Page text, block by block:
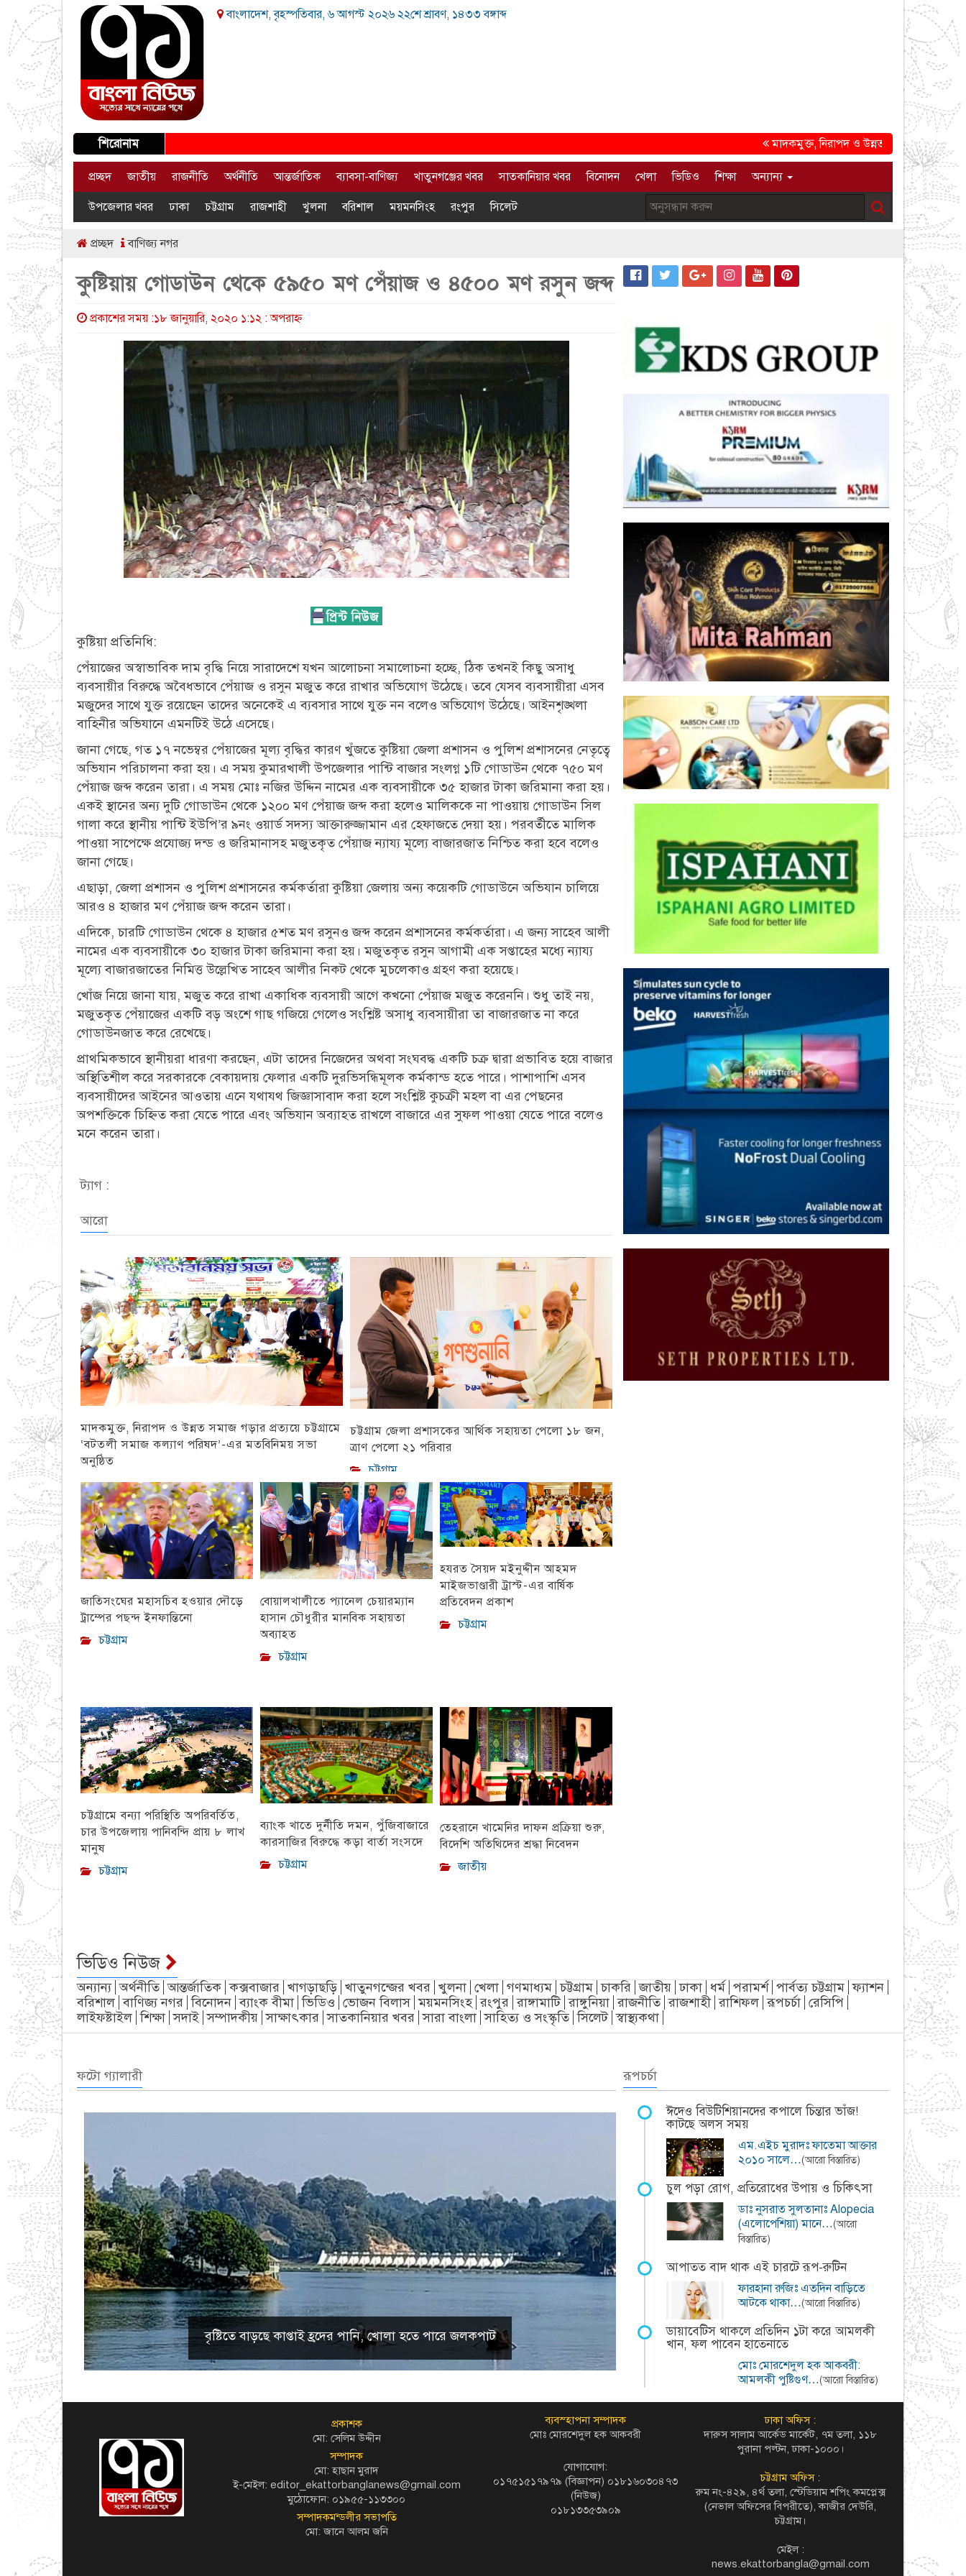
বাংলাদেশ, বৃহস্পতিবার, ৬ আগস্ট ২০২৬ ২২শে শ্রাবণ, ১৪৩৩ বঙ্গাব্দ
শিরোনাম মাদকমুক্ত, নিরাপদ ও উন্নত সমাজ গড়ার প্রত্যয়ে
প্রচ্ছদ জাতীয় রাজনীতি অর্থনীতি আন্তর্জাতিক ব্যাবসা-বাণিজ্য খাতুনগঞ্জের খবর সাতকানিয়ার খবর বিনোদন খেলা ভিডিও শিক্ষা অন্যান্য
উপজেলার খবর ঢাকা চট্টগ্রাম রাজশাহী খুলনা বরিশাল ময়মনসিংহ রংপুর সিলেট
প্রচ্ছদ বাণিজ্য নগর
কুষ্টিয়ায় গোডাউন থেকে ৫৯৫০ মণ পেঁয়াজ ও ৪৫০০ মণ রসুন জব্দ
প্রকাশের সময় :১৮ জানুয়ারি, ২০২০ ১:১২ : অপরাহ্ণ
কুষ্টিয়া প্রতিনিধি:
পেঁয়াজের অস্বাভাবিক দাম বৃদ্ধি নিয়ে সারাদেশে যখন আলোচনা সমালোচনা হচ্ছে, ঠিক তখনই কিছু অসাধু
ব্যবসায়ীর বিরুদ্ধে অবৈধভাবে পেঁয়াজ ও রসুন মজুত করে রাখার অভিযোগ উঠেছে। তবে যেসব ব্যবসায়ীরা এসব
মজুদের সাথে যুক্ত রয়েছেন তাদের অনেকেই এ ব্যবসার সাথে যুক্ত নন বলেও অভিযোগ উঠেছে। আইনশৃঙ্খলা
বাহিনীর অভিযানে এমনটিই উঠে এসেছে।
জানা গেছে, গত ১৭ নভেম্বর পেঁয়াজের মূল্য বৃদ্ধির কারণ খুঁজতে কুষ্টিয়া জেলা প্রশাসন ও পুলিশ প্রশাসনের নেতৃত্বে
অভিযান পরিচালনা করা হয়। এ সময় কুমারখালী উপজেলার পান্টি বাজার সংলগ্ন ১টি গোডাউন থেকে ৭৫০ মণ
পেঁয়াজ জব্দ করেন তারা। এ সময় মোঃ নজির উদ্দিন নামের এক ব্যবসায়ীকে ৩৫ হাজার টাকা জরিমানা করা হয়।
একই স্থানের অন্য দুটি গোডাউন থেকে ১২০০ মণ পেঁয়াজ জব্দ করা হলেও মালিককে না পাওয়ায় গোডাউন সিল
গালা করে স্থানীয় পান্টি ইউপি’র ৯নং ওয়ার্ড সদস্য আক্তারুজ্জামান এর হেফাজতে দেয়া হয়। পরবর্তীতে মালিক
পাওয়া সাপেক্ষে প্রযোজ্য দন্ড ও জরিমানাসহ মজুতকৃত পেঁয়াজ ন্যায্য মূল্যে বাজারজাত নিশ্চিত করা হবে বলেও
জানা গেছে।
এছাড়া, জেলা প্রশাসন ও পুলিশ প্রশাসনের কর্মকর্তারা কুষ্টিয়া জেলায় অন্য কয়েকটি গোডাউনে অভিযান চালিয়ে
আরও ৪ হাজার মণ পেঁয়াজ জব্দ করেন তারা।
এদিকে, চারটি গোডাউন থেকে ৪ হাজার ৫শত মণ রসুনও জব্দ করেন প্রশাসনের কর্মকর্তারা। এ জন্য সাহেব আলী
নামের এক ব্যবসায়ীকে ৩০ হাজার টাকা জরিমানা করা হয়। মজুতকৃত রসুন আগামী এক সপ্তাহের মধ্যে ন্যায্য
মূল্যে বাজারজাতের নিমিত্ত উল্লেখিত সাহেব আলীর নিকট থেকে মুচলেকাও গ্রহণ করা হয়েছে।
খোঁজ নিয়ে জানা যায়, মজুত করে রাখা একাধিক ব্যবসায়ী আগে কখনো পেঁয়াজ মজুত করেননি। শুধু তাই নয়,
মজুতকৃত পেঁয়াজের একটি বড় অংশে গাছ গজিয়ে গেলেও সংশ্লিষ্ট অসাধু ব্যবসায়ীরা তা বাজারজাত না করে
গোডাউনজাত করে রেখেছে।
প্রাথমিকভাবে স্থানীয়রা ধারণা করছেন, এটা তাদের নিজেদের অথবা সংঘবদ্ধ একটি চক্র দ্বারা প্রভাবিত হয়ে বাজার
অস্থিতিশীল করে সরকারকে বেকায়দায় ফেলার একটি দুরভিসন্ধিমূলক কর্মকান্ড হতে পারে। পাশাপাশি এসব
ব্যবসায়ীদের আইনের আওতায় এনে যথাযথ জিজ্ঞাসাবাদ করা হলে সংশ্লিষ্ট কুচক্রী মহল বা এর পেছনের
অপশক্তিকে চিহ্নিত করা যেতে পারে এবং অভিযান অব্যাহত রাখলে বাজারে এর সুফল পাওয়া যেতে পারে বলেও
মনে করেন তারা।
ট্যাগ :
আরো
মাদকমুক্ত, নিরাপদ ও উন্নত সমাজ গড়ার প্রত্যয়ে চট্টগ্রামে
‘বটতলী সমাজ কল্যাণ পরিষদ’-এর মতবিনিময় সভা
অনুষ্ঠিত
চট্টগ্রাম
চট্টগ্রাম জেলা প্রশাসকের আর্থিক সহায়তা পেলো ১৮ জন,
ত্রাণ পেলো ২১ পরিবার
চট্টগ্রাম
জাতিসংঘের মহাসচিব হওয়ার দৌড়ে
ট্রাম্পের পছন্দ ইনফান্তিনো
চট্টগ্রাম
বোয়ালখালীতে প্যানেল চেয়ারম্যান
হাসান চৌধুরীর মানবিক সহায়তা
অব্যাহত
চট্টগ্রাম
হযরত সৈয়দ মইনুদ্দীন আহমদ
মাইজভাণ্ডারী ট্রাস্ট-এর বার্ষিক
প্রতিবেদন প্রকাশ
চট্টগ্রাম
চট্টগ্রামে বন্যা পরিস্থিতি অপরিবর্তিত,
চার উপজেলায় পানিবন্দি প্রায় ৮ লাখ
মানুষ
চট্টগ্রাম
ব্যাংক খাতে দুর্নীতি দমন, পুঁজিবাজারে
কারসাজির বিরুদ্ধে কড়া বার্তা সংসদে
চট্টগ্রাম
তেহরানে খামেনির দাফন প্রক্রিয়া শুরু,
বিদেশি অতিথিদের শ্রদ্ধা নিবেদন
জাতীয়
ভিডিও নিউজ
অন্যান্য অর্থনীতি আন্তর্জাতিক কক্সবাজার খাগড়াছড়ি খাতুনগন্জের খবর খুলনা খেলা গণমাধ্যম চট্টগ্রাম চাকরি জাতীয় ঢাকা ধর্ম পরামর্শ পার্বত্য চট্টগ্রাম ফ্যাশন
বরিশাল বাণিজ্য নগর বিনোদন ব্যাংক বীমা ভিডিও ভোজন বিলাস ময়মনসিংহ রংপুর রাঙ্গামাটি রাঙ্গুনিয়া রাজনীতি রাজশাহী রাশিফল রূপচর্চা রেসিপি
লাইফষ্টাইল শিক্ষা সদাই সম্পাদকীয় সাক্ষাৎকার সাতকানিয়ার খবর সারা বাংলা সাহিত্য ও সংস্কৃতি সিলেট স্বাস্থ্যকথা
ফটো গ্যালারী
বৃষ্টিতে বাড়ছে কাপ্তাই হ্রদের পানি, খোলা হতে পারে জলকপাট
রূপচর্চা
ঈদেও বিউটিশিয়ানদের কপালে চিন্তার ভাঁজ!
কাটছে অলস সময়
এম.এইচ মুরাদঃ ফাতেমা আক্তার
২০১০ সালে…(আরো বিস্তারিত)
চুল পড়া রোগ, প্রতিরোধের উপায় ও চিকিৎসা
ডাঃ নুসরাত সুলতানাঃ Alopecia
(এলোপেশিয়া) মানে…(আরো
বিস্তারিত)
আপাতত বাদ থাক এই চারটে রূপ-রুটিন
ফারহানা রুজিঃ এতদিন বাড়িতে
আটকে থাকা…(আরো বিস্তারিত)
ডায়াবেটিস থাকলে প্রতিদিন ১টা করে আমলকী
খান, ফল পাবেন হাতেনাতে
মোঃ মোরশেদুল হক আকবরী:
আমলকী পুষ্টিগুণ…(আরো বিস্তারিত)
প্রকাশক
মো: সেলিম উদ্দীন
সম্পাদক
মো: হাছান মুরাদ
ই-মেইল: editor_ekattorbanglanews@gmail.com
মুঠোফোন: ০১৯৫৫-১১৩৩০০
সম্পাদকমন্ডলীর সভাপতি
মো: জানে আলম জনি
ব্যবস্হাপনা সম্পাদক
মোঃ মোরশেদুল হক আকবরী
যোগাযোগ:
০১৭৫১৫১৭৯৭৯ (বিজ্ঞাপন) ০১৮১৬০৩০৪৭৩
(নিউজ)
০১৮১৩৩৫৩৯০৯
ঢাকা অফিস :
দারুস সালাম আর্কেড মার্কেট, ৭ম তলা, ১১৮
পুরানা পল্টন, ঢাকা-১০০০।
চট্টগ্রাম অফিস :
রুম নং-৪২৯, ৪র্থ তলা, স্টেডিয়াম শপিং কমপ্লেক্স
(নেভাল অফিসের বিপরীতে), কাজীর দেউরি,
চট্টগ্রাম।
মেইল :
news.ekattorbangla@gmail.com